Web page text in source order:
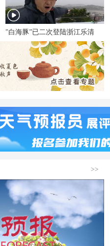
"白海豚”已二次登陆浙江乐清
>>